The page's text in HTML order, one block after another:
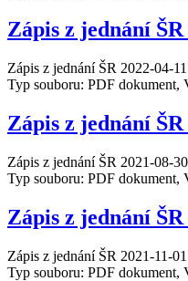
Zápis z jednání ŠR
Zápis z jednání ŠR 2022-04-
Typ souboru: PDF dokument,
Zápis z jednání ŠR
Zápis z jednání ŠR 2021-08-
Typ souboru: PDF dokument,
Zápis z jednání ŠR
Zápis z jednání ŠR 2021-11-
Typ souboru: PDF dokument,